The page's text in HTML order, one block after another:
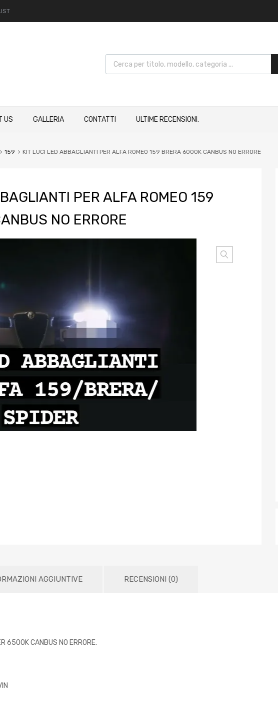
US GALLERIA CONTATTI ULTIME RECENSIONI.
159 KIT LUCI LED ABBAGLIANTI PER ALFA ROMEO 159 BRERA 6000K CANBUS NO ERRORE
PER ALFA ROMEO 159
NO ERRORE
AGGIUNTIVE RECENSIONI (0)
6500K CANBUS NO ERRORE.